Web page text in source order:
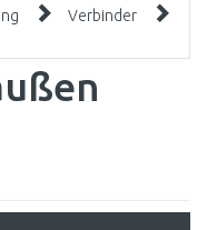
Verbinder